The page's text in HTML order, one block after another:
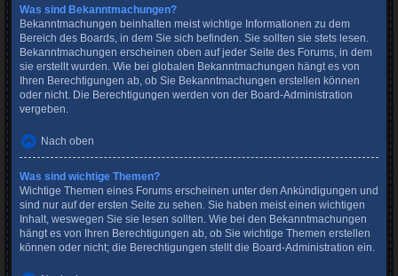
Was sind Bekanntmachungen?
Bekanntmachungen beinhalten meist wichtige Informationen zu dem
Bereich des Boards, in dem Sie sich befinden. Sie sollten sie stets lesen.
Bekanntmachungen erscheinen oben auf jeder Seite des Forums, in dem
sie erstellt wurden. Wie bei globalen Bekanntmachungen hängt es von
Ihren Berechtigungen ab, ob Sie Bekanntmachungen erstellen können
oder nicht. Die Berechtigungen werden von der Board-Administration
vergeben.
Nach oben
Was sind wichtige Themen?
Wichtige Themen eines Forums erscheinen unter den Ankündigungen und
sind nur auf der ersten Seite zu sehen. Sie haben meist einen wichtigen
Inhalt, weswegen Sie sie lesen sollten. Wie bei den Bekanntmachungen
hängt es von Ihren Berechtigungen ab, ob Sie wichtige Themen erstellen
können oder nicht; die Berechtigungen stellt die Board-Administration ein.